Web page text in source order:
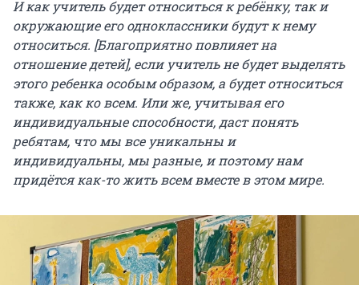
И как учитель будет относиться к ребёнку, так и
окружающие его одноклассники будут к нему
относиться. [Благоприятно повлияет на
отношение детей], если учитель не будет выделять
этого ребенка особым образом, а будет относиться
также, как ко всем. Или же, учитывая его
индивидуальные способности, даст понять
ребятам, что мы все уникальны и
индивидуальны, мы разные, и поэтому нам
придётся как-то жить всем вместе в этом мире.